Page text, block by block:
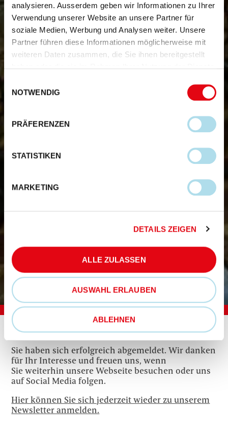
analysieren. Ausserdem geben wir Informationen zu Ihrer
Verwendung unserer Website an unsere Partner für
soziale Medien, Werbung und Analysen weiter. Unsere
Partner führen diese Informationen möglicherweise mit
weiteren Daten zusammen, die Sie ihnen bereitgestellt
Einwilligungsauswahl
NOTWENDIG
PRÄFERENZEN
STATISTIKEN
MARKETING
DETAILS ZEIGEN
ALLE ZULASSEN
AUSWAHL ERLAUBEN
ABLEHNEN
Sie haben sich erfolgreich abgemeldet.Wir danken
für Ihr Interesse und freuen uns, wenn
Sieweiterhin unsere Webseite besuchen oder uns
auf Social Media folgen.
Hier können Sie sich jederzeit wieder zu unserem
Newsletter anmelden.